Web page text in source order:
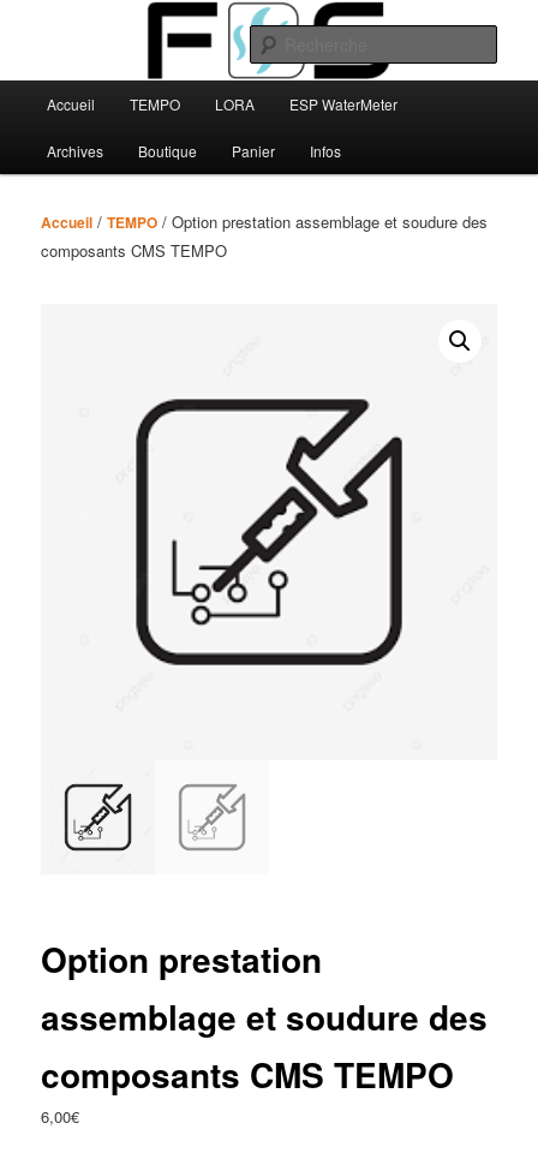
principalFBS
Accueil TEMPO LORA ESP WaterMeter
Archives Boutique Panier Infos
Accueil /TEMPO / Option prestation assemblage et soudure des
composants CMS TEMPO
Option prestation
assemblage et soudure des
composants CMS TEMPO
6,00€